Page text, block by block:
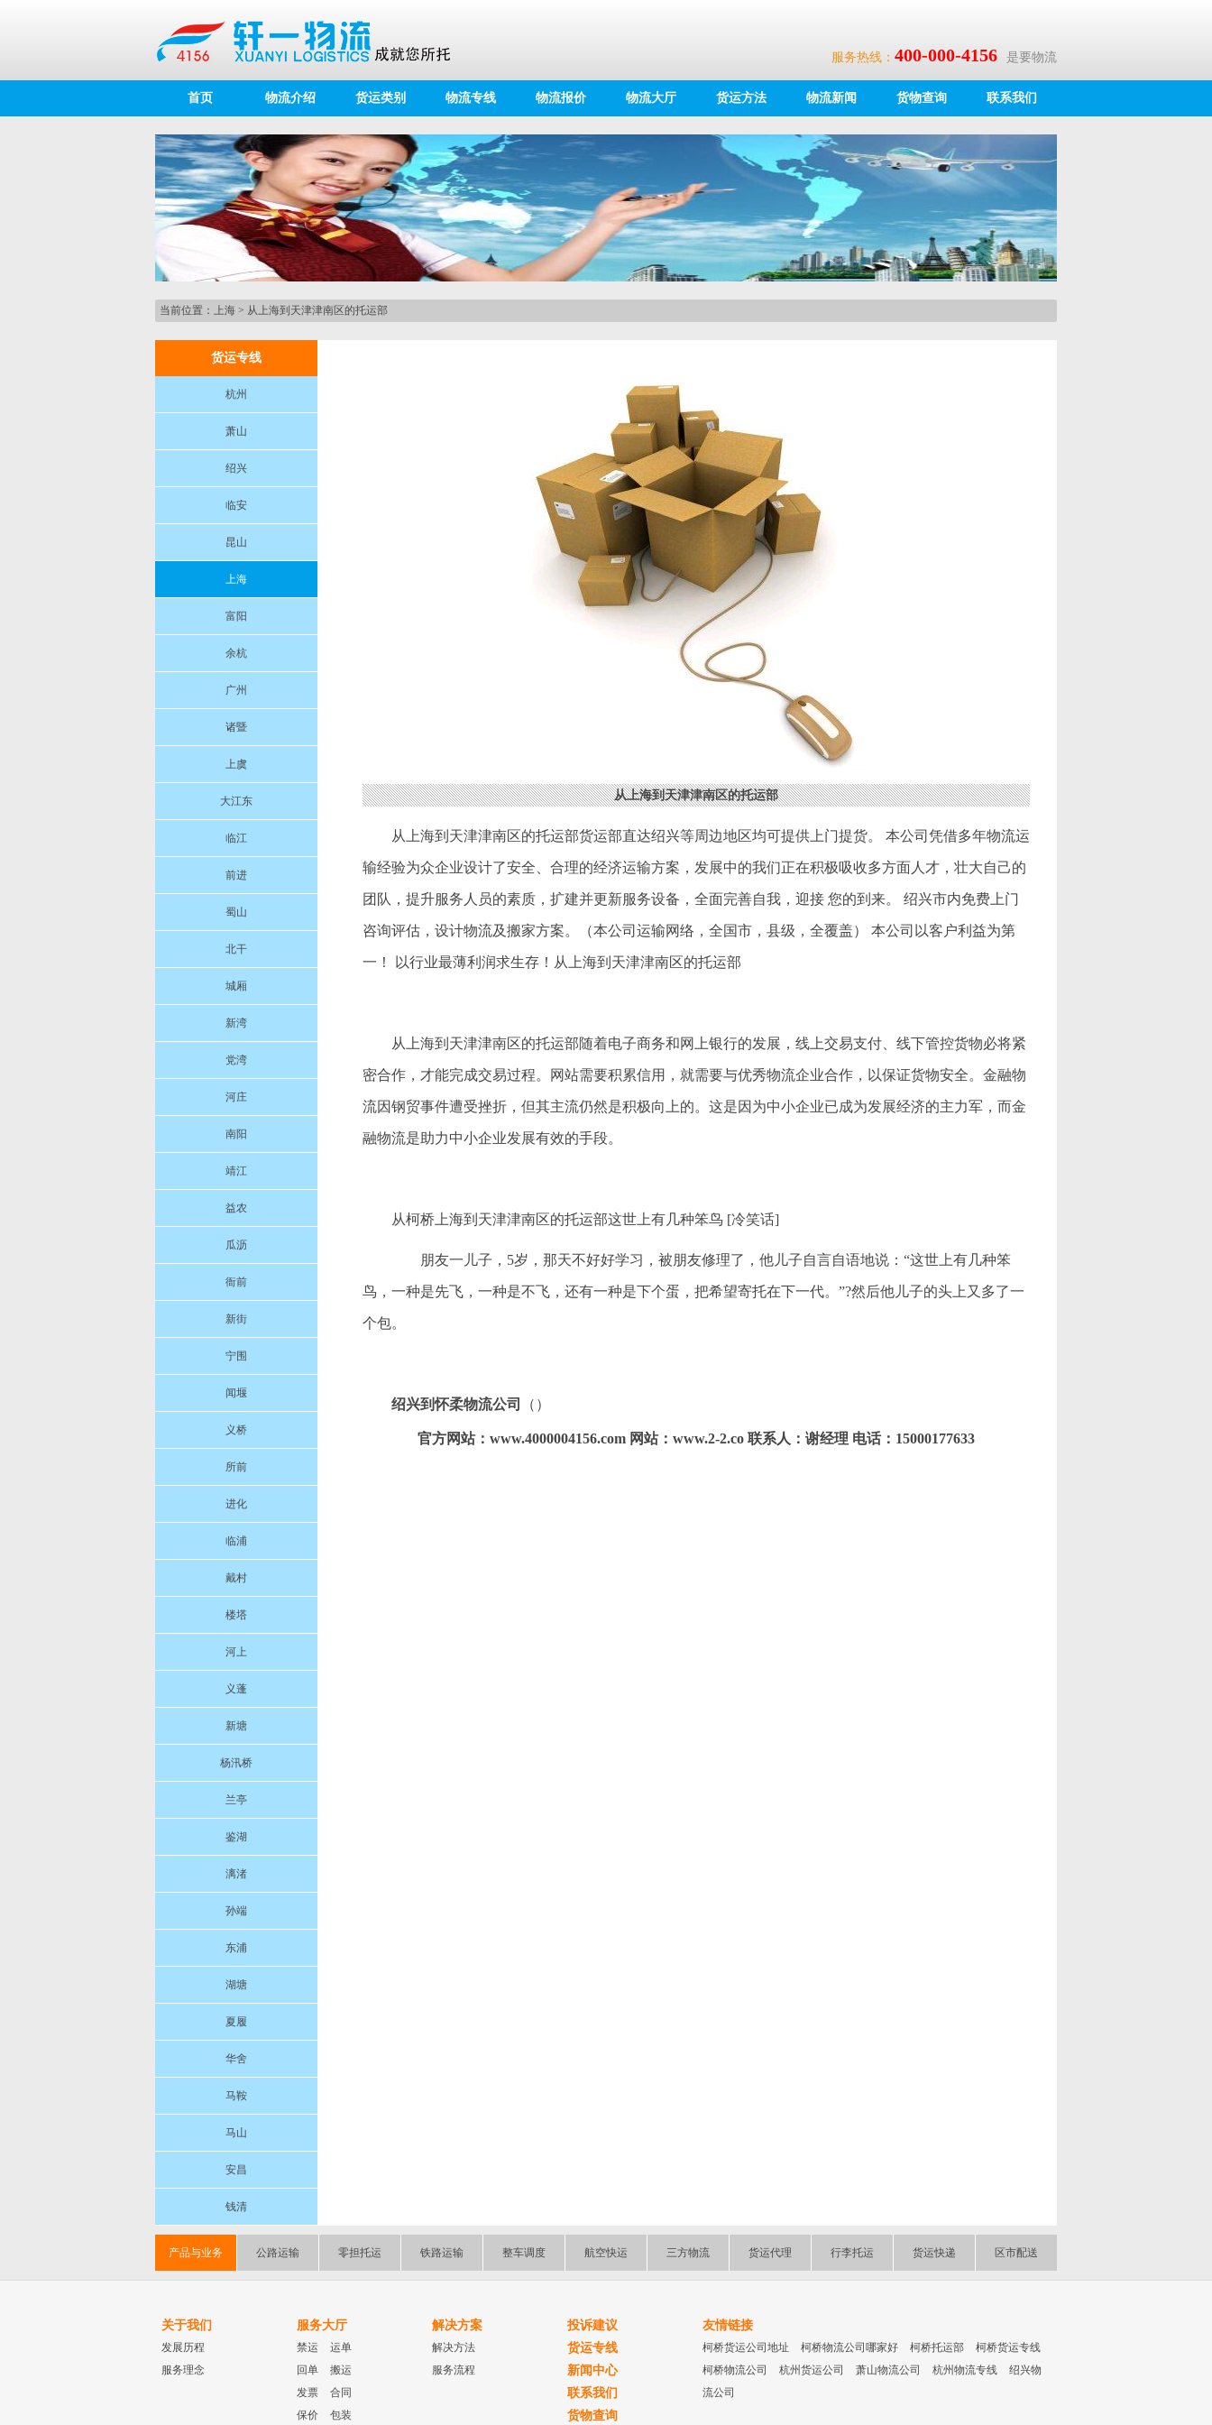
服务热线： 400-000-4156 是要物流
首页 物流介绍 货运类别 物流专线 物流报价 物流大厅 货运方法 物流新闻 货物查询 联系我们
当前位置： 上海 > 从上海到天津津南区的托运部
货运专线
杭州
萧山
绍兴
临安
昆山
上海
富阳
余杭
广州
诸暨
上虞
大江东
临江
前进
蜀山
北干
城厢
新湾
党湾
河庄
南阳
靖江
益农
瓜沥
衙前
新街
宁围
闻堰
义桥
所前
进化
临浦
戴村
楼塔
河上
义蓬
新塘
杨汛桥
兰亭
鉴湖
漓渚
孙端
东浦
湖塘
夏履
华舍
马鞍
马山
安昌
钱清
从上海到天津津南区的托运部
从上海到天津津南区的托运部货运部直达绍兴等周边地区均可提供上门提货。 本公司凭借多年物流运
输经验为众企业设计了安全、合理的经济运输方案，发展中的我们正在积极吸收多方面人才，壮大自己的
团队，提升服务人员的素质，扩建并更新服务设备，全面完善自我，迎接 您的到来。 绍兴市内免费上门
咨询评估，设计物流及搬家方案。（本公司运输网络，全国市，县级，全覆盖） 本公司以客户利益为第
一！ 以行业最薄利润求生存！从上海到天津津南区的托运部
从上海到天津津南区的托运部随着电子商务和网上银行的发展，线上交易支付、线下管控货物必将紧
密合作，才能完成交易过程。网站需要积累信用，就需要与优秀物流企业合作，以保证货物安全。金融物
流因钢贸事件遭受挫折，但其主流仍然是积极向上的。这是因为中小企业已成为发展经济的主力军，而金
融物流是助力中小企业发展有效的手段。
从柯桥上海到天津津南区的托运部这世上有几种笨鸟 [冷笑话]
朋友一儿子，5岁，那天不好好学习，被朋友修理了，他儿子自言自语地说：“这世上有几种笨
鸟，一种是先飞，一种是不飞，还有一种是下个蛋，把希望寄托在下一代。”?然后他儿子的头上又多了一
个包。
绍兴到怀柔物流公司 （）
官方网站：www.4000004156.com 网站：www.2-2.co 联系人：谢经理 电话：15000177633
产品与业务 公路运输 零担托运 铁路运输 整车调度 航空快运 三方物流 货运代理 行李托运 货运快递 区市配送
关于我们
发展历程
服务理念
服务大厅
禁运
运单
回单
搬运
发票
合同
保价
包装
解决方案
解决方法
服务流程
投诉建议
货运专线
新闻中心
联系我们
货物查询
友情链接
柯桥货运公司地址 柯桥物流公司哪家好 柯桥托运部
柯桥货运专线
柯桥物流公司
杭州货运公司 萧山物流公司 杭州物流专线
绍兴物
流公司